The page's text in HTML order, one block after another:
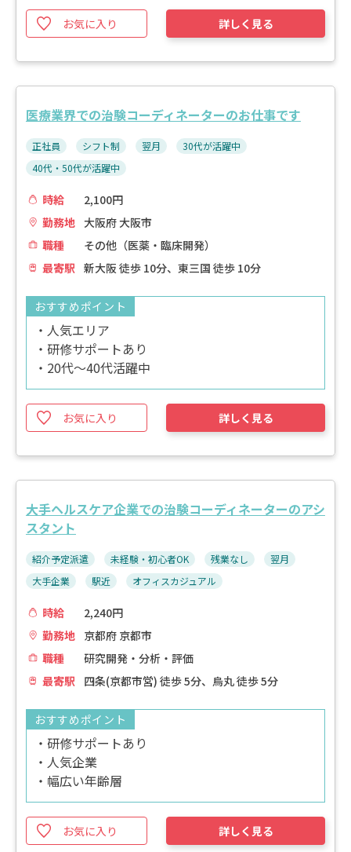
お気に入り 詳しく見る
医療業界での治験コーディネーターのお仕事です
正社員 シフト制 翌月
30代が活躍中
40代・50代が活躍中
時給
2,100円
勤務地 大阪府 大阪市
職種
その他（医薬・臨床開発）
最寄駅 新大阪 徒歩 10分、東三国 徒歩 10分
おすすめポイント
・人気エリア
・研修サポートあり
・20代～40代活躍中
お気に入り 詳しく見る
大手ヘルスケア企業での治験コーディネーターのアシ
スタント
紹介予定派遣 未経験・初心者OK 残業なし
翌月
大手企業
駅近 オフィスカジュアル
時給
2,240円
勤務地
京都府 京都市
職種
研究開発・分析・評価
最寄駅
四条(京都市営) 徒歩 5分、烏丸 徒歩 5分
おすすめポイント
・研修サポートあり
・人気企業
・幅広い年齢層
お気に入り 詳しく見る